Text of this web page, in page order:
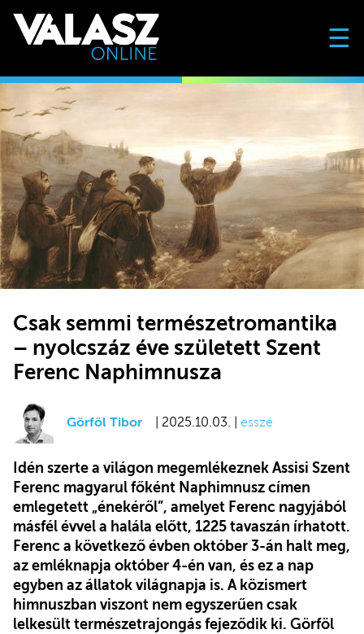
☰
Csak semmi természetromantika
– nyolcszáz éve született Szent
Ferenc Naphimnusza
Görföl Tibor | 2025.10.03. | esszé
Idén szerte a világon megemlékeznek Assisi Szent
Ferenc magyarul főként Naphimnusz címen
emlegetett „énekéről”, amelyet Ferenc nagyjából
másfél évvel a halála előtt, 1225 tavaszán írhatott.
Ferenc a következő évben október 3-án halt meg,
az emléknapja október 4-én van, és ez a nap
egyben az állatok világnapja is. A közismert
himnuszban viszont nem egyszerűen csak
lelkesült természetrajongás fejeződik ki. Görföl